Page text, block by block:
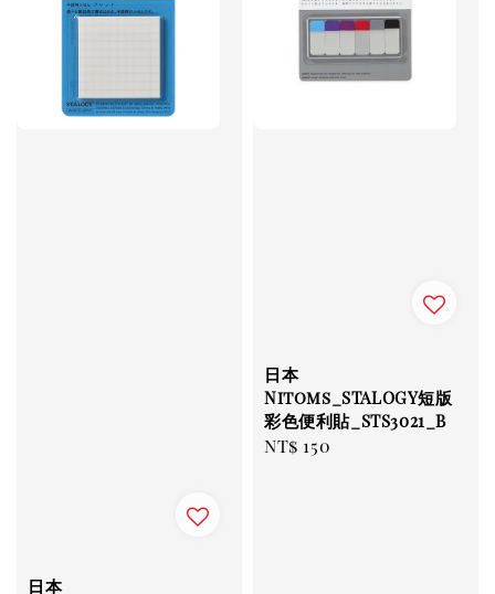
日本
日本
Nitoms_STALOGY短版
彩色便利貼_STS3021_B
Regular
NT$ 150